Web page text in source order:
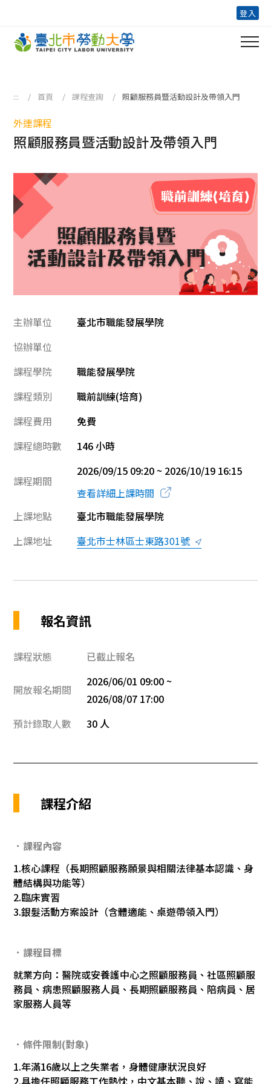
登入
::: 首頁 課程查詢 照顧服務員暨活動設計及帶領入門
外連課程
照顧服務員暨活動設計及帶領入門
主辦單位
臺北市職能發展學院
協辦單位
課程學院
職能發展學院
課程類別
職前訓練(培育)
課程費用
免費
課程總時數
146 小時
課程期間
2026/09/15 09:20 ~ 2026/10/19 16:15
查看詳細上課時間
上課地點
臺北市職能發展學院
上課地址
臺北市士林區士東路301號
報名資訊
課程狀態 已截止報名
開放報名期間
2026/06/01 09:00 ~
2026/08/07 17:00
預計錄取人數
30 人
課程介紹
．課程內容
1.核心課程（長期照顧服務願景與相關法律基本認識、身
體結構與功能等）
2.臨床實習
3.銀髮活動方案設計（含體適能、桌遊帶領入門）
．課程目標
就業方向：醫院或安養護中心之照顧服務員、社區照顧服
務員、病患照顧服務人員、長期照顧服務員、陪病員、居
家服務人員等
．條件限制(對象)
1.年滿16歲以上之失業者，身體健康狀況良好
2.具擔任照顧服務工作熱忱，中文基本聽、說、讀、寫能